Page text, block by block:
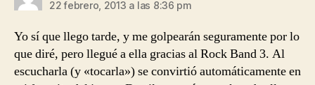
22 febrero, 2013 a las 8:36 pm
Yo sí que llego tarde, y me golpearán seguramente por lo
que diré, pero llegué a ella gracias al Rock Band 3. Al
escucharla (y «tocarla») se convirtió automáticamente en